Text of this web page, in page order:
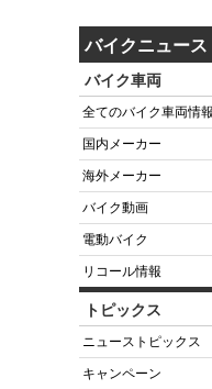
バイクニュース
バイク車両
全てのバイク車両情報
国内メーカー
海外メーカー
バイク動画
電動バイク
リコール情報
トピックス
ニューストピックス
キャンペーン